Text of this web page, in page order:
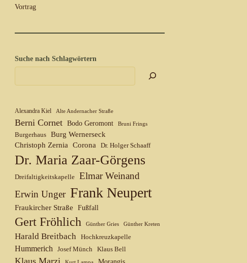
Vortrag
Suche nach Schlagwörtern
Alexandra Kiel Alte Andernacher Straße
Berni Cornet Bodo Geromont Bruni Frings
Burgerhaus Burg Wernerseck
Christoph Zernia
Corona Dr. Holger Schaaff
Dr. Maria Zaar-Görgens
Dreifaltigkeitskapelle Elmar Weinand
Erwin Unger Frank Neupert
Fraukircher Straße Fußfall
Gert Fröhlich Günther Gries Günther Kreten
Harald Breitbach Hochkreuzkapelle
Hummerich Josef Münch Klaus Bell
Klaus Marzi